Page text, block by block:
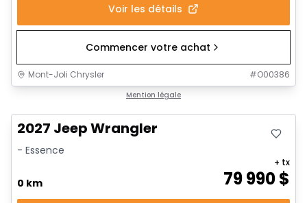
Voir les détails
Commencer votre achat
Mont-Joli Chrysler #O00386
Mention légale
2027 Jeep Wrangler
- Essence
0 km 79 990$
+ tx